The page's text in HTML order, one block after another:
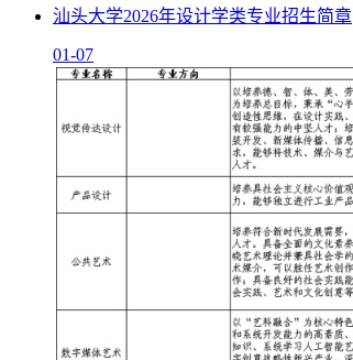
汕头大学2026年设计学类专业招生简章
01-07